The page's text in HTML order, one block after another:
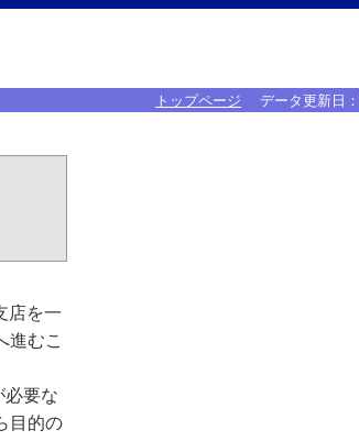
トップページ データ更新日：
店を一
進むこ
必要な
目的の